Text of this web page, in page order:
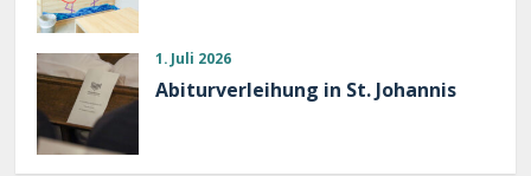
1. Juli 2026
Abiturverleihung in St. Johannis